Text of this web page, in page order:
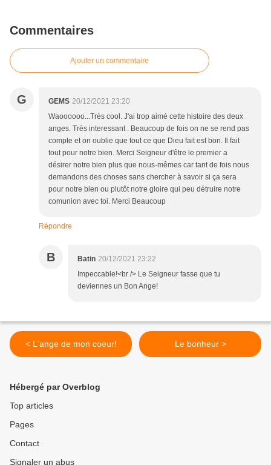
Commentaires
Ajouter un commentaire
G GEMS 20/12/2021 23:20
Waoooooo...Très cool. J'ai trop aimé cette histoire des deux
anges. Très interessant . Beaucoup de fois on ne se rend pas
compte et on oublie que tout ce que Dieu fait est bon. Il fait
tout pour notre bien. Merci Seigneur d'être le premier a
désirer notre bien plus que nous-mêmes car tant de fois nous
demandons des choses sans chercher à savoir si ça sera
pour notre bien ou plutôt notre gloire qui peu détruire notre
comunion avec toi. Merci Beaucoup
Répondre
B Batin 20/12/2021 23:22
Impeccable!<br /> Le Seigneur fasse que tu
deviennes un Bon Ange!
< L'ange de mon coeur! Le bonheur >
Hébergé par Overblog
Top articles
Pages
Contact
Signaler un abus